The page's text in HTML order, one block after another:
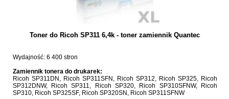
Toner do Ricoh SP311 6,4k - toner zamiennik Quantec
Wydajność: 6 400 stron
Zamiennik tonera do drukarek:
Ricoh SP311DN, Ricoh SP311SFN, Ricoh SP312, Ricoh SP325, Ricoh
SP312DNW, Ricoh SP311, Ricoh SP320, Ricoh SP310SFNW, Ricoh
SP310, Ricoh SP325SF, Ricoh SP320SN, Ricoh SP311SFNW